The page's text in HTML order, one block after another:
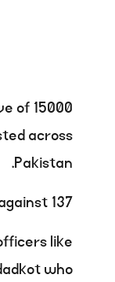
of
across
Pakistan.
137 employees proceeded against.
like
who